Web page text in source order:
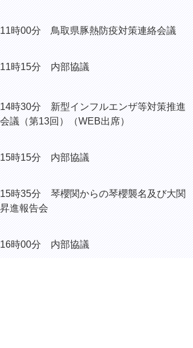
11時00分 鳥取県豚熱防疫対策連絡会議
11時15分 内部協議
14時30分 新型インフルエンザ等対策推進
会議（第13回）（WEB出席）
15時15分 内部協議
15時35分 琴櫻関からの琴櫻襲名及び大関
昇進報告会
16時00分 内部協議